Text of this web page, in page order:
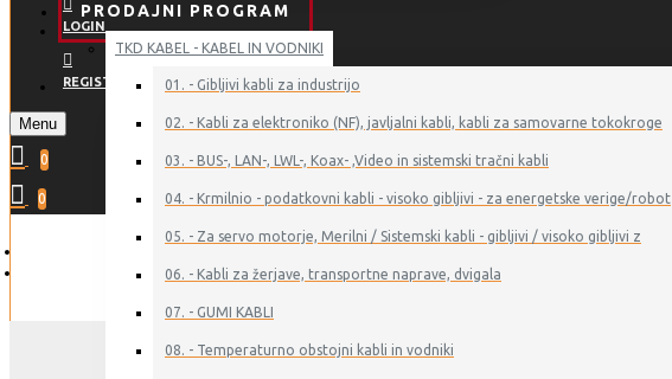
PRODAJNI PROGRAM
TKD KABEL - KABEL IN VODNIKI
01. - Gibljivi kabli za industrijo
02. - Kabli za elektroniko (NF), javljalni kabli, kabli za samovarne tokokroge
03. - BUS-, LAN-, LWL-, Koax- ,Video in sistemski tračni kabli
04. - Krmilnio - podatkovni kabli - visoko gibljivi - za energetske verige/robot
05. - Za servo motorje, Merilni / Sistemski kabli - gibljivi / visoko gibljivi z
06. - Kabli za žerjave, transportne naprave, dvigala
07. - GUMI KABLI
08. - Temperaturno obstojni kabli in vodniki
LOGIN
REGISTER
Menu
0
0